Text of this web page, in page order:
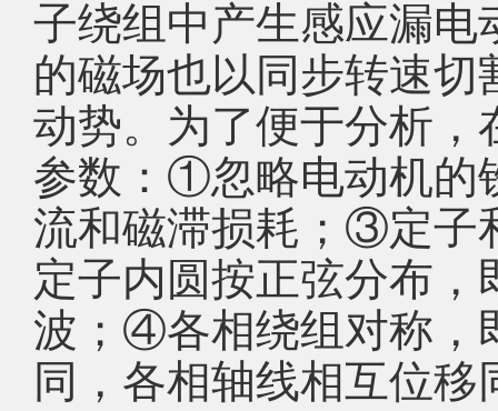
子绕组中产生感应漏
的磁场也以同步转速
动势。为了便于分析
参数：①忽略电动机
流和磁滞损耗；③定子
定子内圆按正弦分布
波；④各相绕组对称，
同，各相轴线相互位